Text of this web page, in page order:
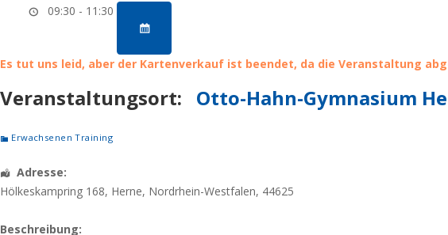
09:30 - 11:30
Es tut uns leid, aber der Kartenverkauf ist beendet, da die Veranstaltung
Veranstaltungsort: Otto-Hahn-Gymnasium
Erwachsenen Training
Adresse:
Hölkeskampring 168, Herne, Nordrhein-Westfalen, 44625
Beschreibung: